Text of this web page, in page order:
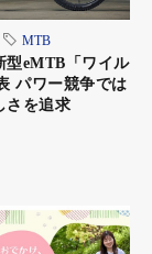
MTB
型eMTB「ワイル
パワー競争では
さを追求